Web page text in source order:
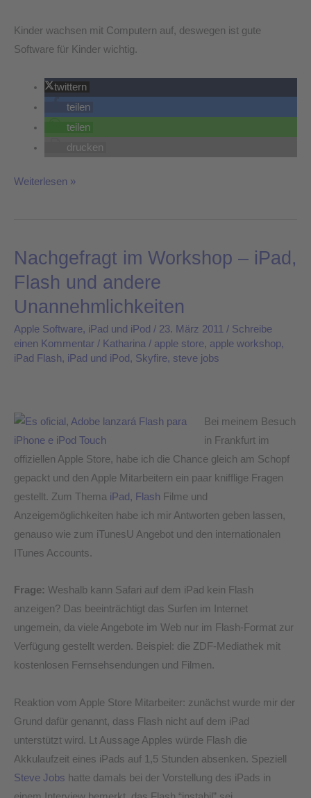
Kinder wachsen mit Computern auf, deswegen ist gute
Software für Kinder wichtig.
twittern
teilen
teilen
drucken
Weiterlesen »
Nachgefragt im Workshop – iPad,
Flash und andere
Unannehmlichkeiten
Apple Software, iPad und iPod / 23. März 2011 / Schreibe
einen Kommentar / Katharina / apple store, apple workshop,
iPad Flash, iPad und iPod, Skyfire, steve jobs
Bei meinem Besuch
in Frankfurt im
offiziellen Apple Store, habe ich die Chance gleich am Schopf
gepackt und den Apple Mitarbeitern ein paar knifflige Fragen
gestellt. Zum Thema iPad, Flash Filme und
Anzeigemöglichkeiten habe ich mir Antworten geben lassen,
genauso wie zum iTunesU Angebot und den internationalen
ITunes Accounts.
Frage: Weshalb kann Safari auf dem iPad kein Flash
anzeigen? Das beeinträchtigt das Surfen im Internet
ungemein, da viele Angebote im Web nur im Flash-Format zur
Verfügung gestellt werden. Beispiel: die ZDF-Mediathek mit
kostenlosen Fernsehsendungen und Filmen.
Reaktion vom Apple Store Mitarbeiter: zunächst wurde mir der
Grund dafür genannt, dass Flash nicht auf dem iPad
unterstützt wird. Lt Aussage Apples würde Flash die
Akkulaufzeit eines iPads auf 1,5 Stunden absenken. Speziell
Steve Jobs hatte damals bei der Vorstellung des iPads in
Nachgefragt
Workshop
–
iPad,
Flash
Nachgefragt
Workshop
–
iPad,
Flash